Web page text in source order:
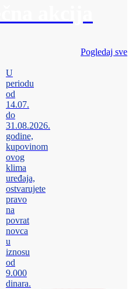
Pogledaj sve
U
periodu
od
14.07.
do
31.08.2026.
godine,
kupovinom
ovog
klima
uređaja,
ostvarujete
pravo
na
povrat
novca
u
iznosu
od
9.000
dinara.